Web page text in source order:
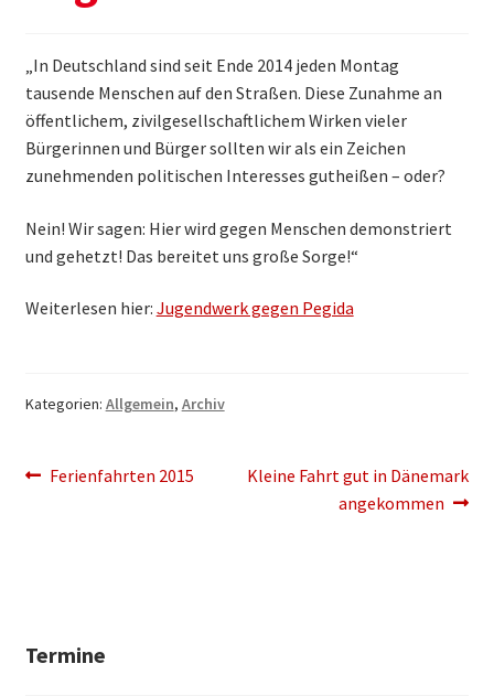
Aktiv werden
Kalender
„In Deutschland sind seit Ende 2014 jeden Montag
tausende Menschen auf den Straßen. Diese Zunahme an
öffentlichem, zivilgesellschaftlichem Wirken vieler
Bürgerinnen und Bürger sollten wir als ein Zeichen
zunehmenden politischen Interesses gutheißen – oder?
Nein! Wir sagen: Hier wird gegen Menschen demonstriert
und gehetzt! Das bereitet uns große Sorge!“
Weiterlesen hier: Jugendwerk gegen Pegida
Kategorien: Allgemein, Archiv
Beitragsnavigation
Vorheriger
Ferienfahrten 2015
Nächster
Kleine Fahrt gut in Dänemark
angekommen
Termine